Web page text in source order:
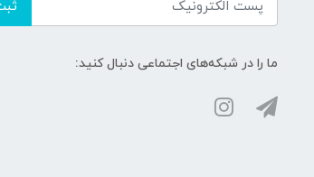
ما را در شبکه‌های اجتماعی دنبال کنید: